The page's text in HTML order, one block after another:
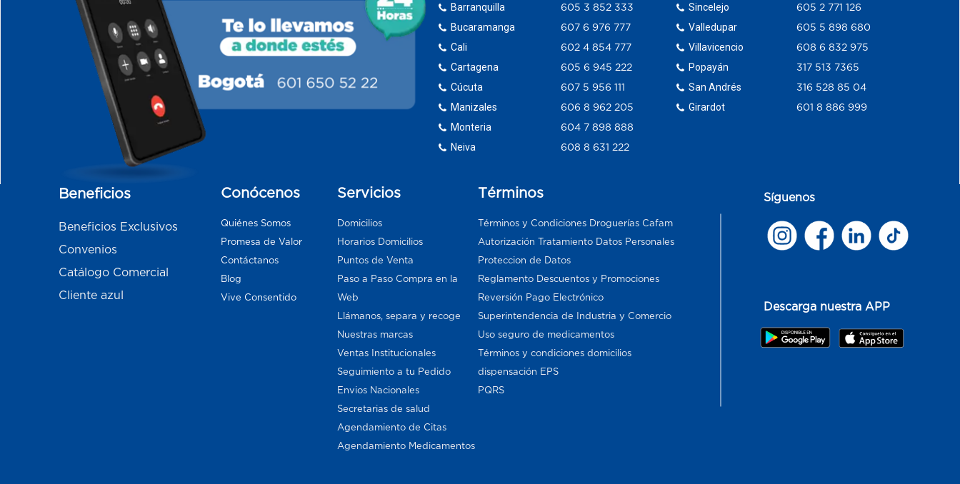
Barranquilla
Bucaramanga
Cali
Cartagena
Cúcuta
Manizales
Monteria
Neiva
605 3 852 333
607 6 976 777
602 4 854 777
605 6 945 222
607 5 956 111
606 8 962 205
604 7 898 888
608 8 631 222
Sincelejo
Valledupar
Villavicencio
Popayán
San Andrés
Girardot
605 2 771 126
605 5 898 680
608 6 832 975
317 513 7365
316 528 85 04
601 8 886 999
Beneficios
Beneficios Exclusivos
Convenios
Catálogo Comercial
Cliente azul
Conócenos
Quiénes Somos
Promesa de Valor
Contáctanos
Blog
Vive Consentido
Servicios
Domicilios
Horarios Domicilios
Puntos de Venta
Paso a Paso Compra en la
Web
Llámanos, separa y recoge
Nuestras marcas
Ventas Institucionales
Seguimiento a tu Pedido
Envios Nacionales
Secretarias de salud
Agendamiento de Citas
Agendamiento Medicamentos
Términos
Términos y Condiciones Droguerías Cafam
Autorización Tratamiento Datos Personales
Proteccion de Datos
Reglamento Descuentos y Promociones
Reversión Pago Electrónico
Superintendencia de Industria y Comercio
Uso seguro de medicamentos
Términos y condiciones domicilios
dispensación EPS
PQRS
Síguenos
Descarga nuestra APP